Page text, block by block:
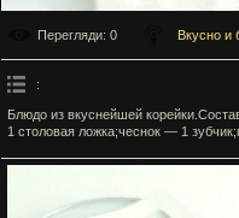
Перегляди: 0 Вкусно и
:
Блюдо из вкуснейшей
1 столовая ложка;чеснок — 1